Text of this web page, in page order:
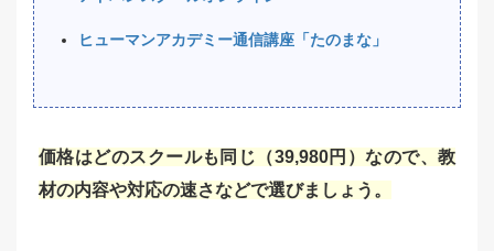
ヒューマンアカデミー通信講座「たのまな」
価格はどのスクールも同じ（39,980円）なので、教
材の内容や対応の速さなどで選びましょう。